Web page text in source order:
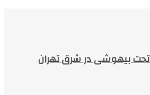
بیهوشی در شرق تهران